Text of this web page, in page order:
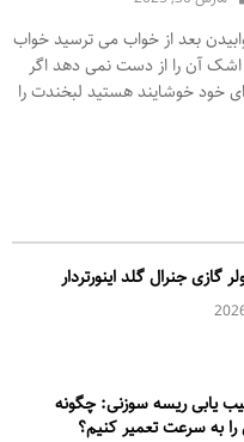
بعد از خواب می ترسید خواب
اشک آن را از دست نمی دهد اگر
خود خوشایند هستید لبخندت را
گازی جنرال‌ گلد اینورتر‌دار
یابی ریسه سوزنی: چگونه
را به سرعت تعمیر کنیم؟